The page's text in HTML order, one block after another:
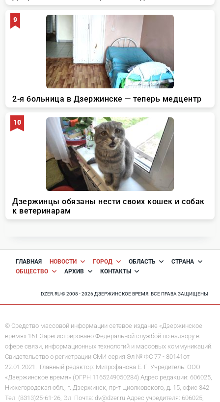
ГЛАВНАЯ НОВОСТИ ГОРОД ОБЛАСТЬ
СТРАНА
ОБЩЕСТВО
АРХИВ КОНТАКТЫ
DZER.RU © 2008 - 2026 ДЗЕРЖИНСКОЕ ВРЕМЯ. ВСЕ ПРАВА ЗАЩИЩЕНЫ
© Средство массовой информации сетевое издание «Дзержинское
время» 16+ Зарегистрировано Федеральной службой по надзору в
сфере связи, информационных технологий и массовых коммуникаций.
Свидетельство о регистрации СМИ серия Эл № ФС 77 - 80141от
22.01.2021. Главный редактор: Митрофанова Е. Г. Учредитель: ООО
«Дзержинское время» (ОГРН 1165249050284) Адрес редакции: 606025,
Нижегородская обл., г. Дзержинск, пр-т Циолковского, д. 15, офис 342
Тел. (8313)25-61-26, Эл. Почта: dv@dzer.ru Адрес учредителя: 606025,